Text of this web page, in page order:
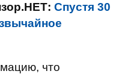
Спустя 30
что